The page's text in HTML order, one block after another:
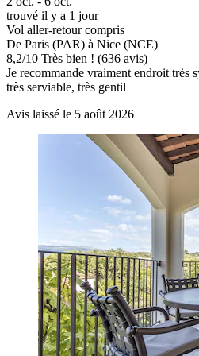
trouvé il y a 1 jour
Vol aller-retour compris
De Paris (PAR) à Nice (NCE)
8,2/10 Très bien ! (636 avis)
Je recommande vraiment endroit très
très serviable, très gentil
Avis laissé le 5 août 2026